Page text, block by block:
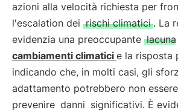
azioni alla velocità richiesta per
l'escalation dei rischi climatici . La
evidenzia una preoccupante lacuna
cambiamenti climatici e la risposta
indicando che, in molti casi, gli
adattamento potrebbero non
prevenire danni significativi. È